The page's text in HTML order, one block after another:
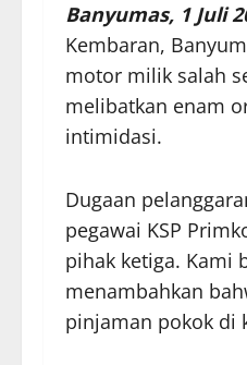
Banyumas, 1 Juli
Kembaran,
motor milik salah
melibatkan enam
intimidasi.
Dugaan
pegawai KSP
pihak ketiga. Kami
menambahkan
pinjaman pokok di